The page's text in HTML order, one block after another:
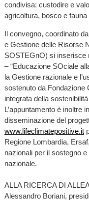
condivisa: custodire e
agricoltura, bosco e
Il convegno, coordinato
e Gestione delle Risorse
SOSTEGnO) si inserisce
– “Educazione SOciale
la Gestione razionale e
sostenuto da Fondazione
integrata della
L’appuntamento è inoltre
disseminazione del
www.lifeclimatepositive.it
Regione Lombardia,
nazionali per il sostegno
nazionale.
ALLA RICERCA DI
Alessandro Boriani,